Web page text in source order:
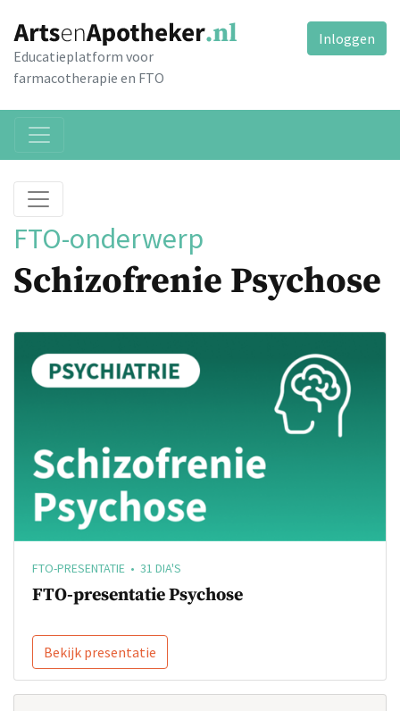
Educatieplatform voor
farmacotherapie en FTO
Inloggen
FTO-onderwerp
Schizofrenie Psychose
FTO-PRESENTATIE • 31 DIA'S
FTO-presentatie Psychose
Bekijk presentatie